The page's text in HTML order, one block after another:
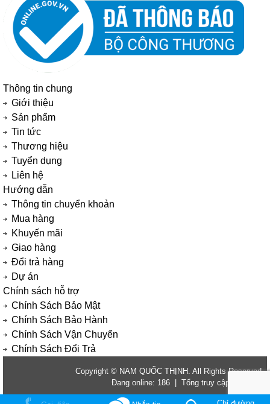
Thông tin chung
Giới thiệu
Sản phẩm
Tin tức
Thương hiệu
Tuyển dụng
Liên hệ
Hướng dẫn
Thông tin chuyển khoản
Mua hàng
Khuyến mãi
Giao hàng
Đổi trả hàng
Dự án
Chính sách hỗ trợ
Chính Sách Bảo Mật
Chính Sách Bảo Hành
Chính Sách Vận Chuyển
Chính Sách Đổi Trả
Copyright © NAM QUỐC THỊNH. All Rights Reserved.
Đang online: 186 | Tổng truy cập: 2824070